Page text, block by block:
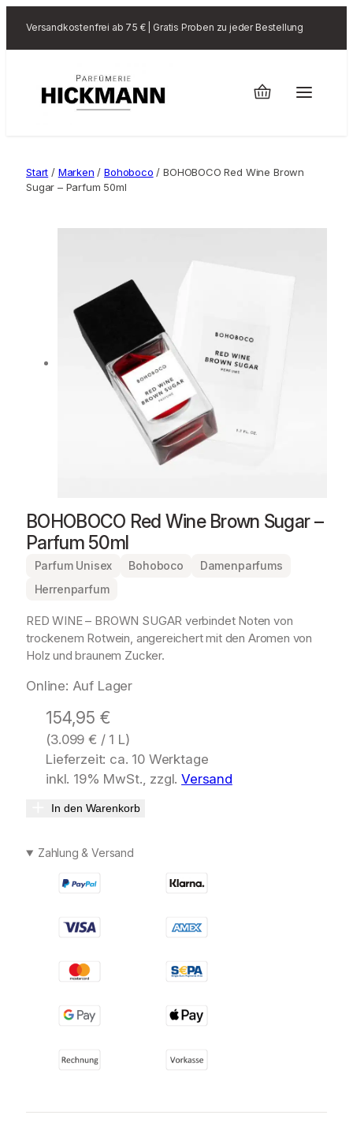
Versandkostenfrei ab 75 € | Gratis Proben zu jeder Bestellung
Start / Marken /Bohoboco / BOHOBOCO Red Wine Brown
Sugar – Parfum 50ml
BOHOBOCO Red Wine Brown Sugar –
Parfum 50ml
Parfum Unisex Bohoboco
Damenparfums
Herrenparfum
RED WINE – BROWN SUGAR verbindet Noten von
trockenem Rotwein, angereichert mit den Aromen von
Holz und braunem Zucker.
Online: Auf Lager
154,95 €
(3.099 € / 1 L)
Lieferzeit: ca. 10 Werktage
inkl. 19% MwSt., zzgl.Versand
In den Warenkorb
Zahlung & Versand